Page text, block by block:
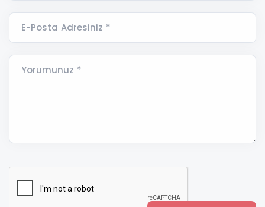
E-Posta Adresiniz *
Yorumunuz *